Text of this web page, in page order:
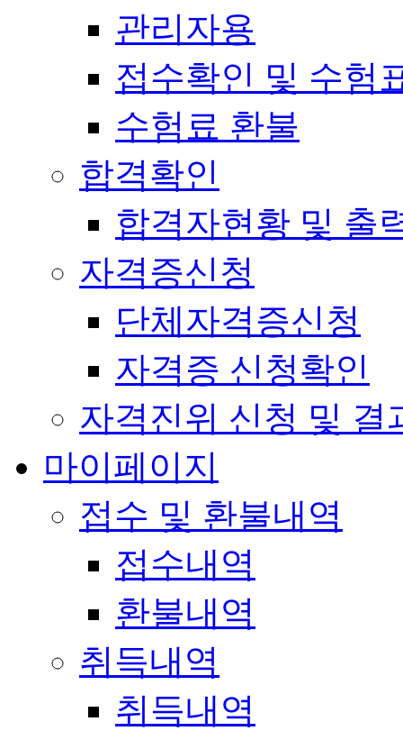
관리자용
접수확인 및 수험
수험료 환불
합격확인
합격자현황 및 출
자격증신청
단체자격증신청
자격증 신청확인
자격진위 신청 및 결
마이페이지
접수 및 환불내역
접수내역
환불내역
취득내역
취득내역